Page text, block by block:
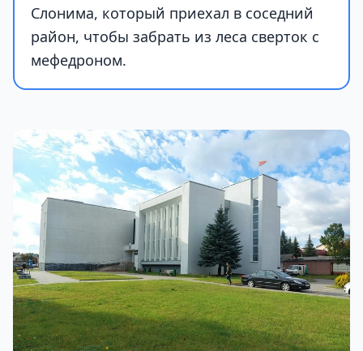
Слонима, который приехал в соседний
район, чтобы забрать из леса сверток с
мефедроном.